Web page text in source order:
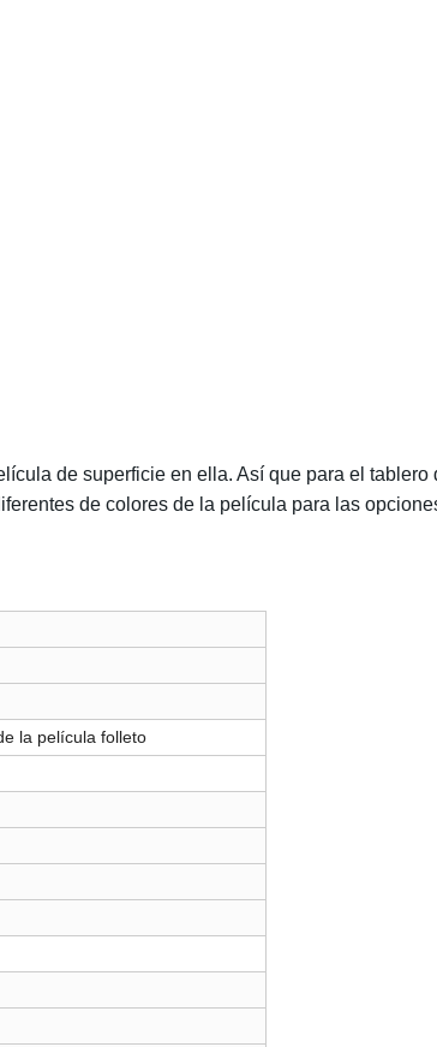
de superficie en ella. Así que para el tablero
de colores de la película para las
la película folleto